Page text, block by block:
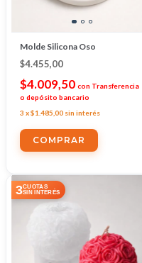
Molde Silicona Oso
$4.455,00
$4.009,50 con Transferencia
o depósito bancario
3 x$1.485,00 sin interés
3CUOTAS
SIN INTERÉS